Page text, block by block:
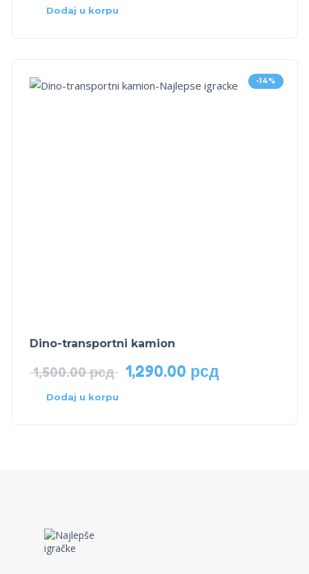
Dodaj u korpu
-14%
Dino-transportni kamion
1,500.00рсд 1,290.00 рсд
Dodaj u korpu